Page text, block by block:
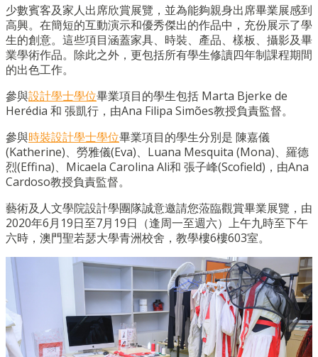
少數賓客及家人出席欣賞展覽，並為能夠親身出席畢業展感到
高興。在簡短的互動演示和優秀傑出的作品中，充份展示了學
生的創意。這些項目涵蓋家具、時裝、產品、樣板、攝影及畢
業學術作品。除此之外，更包括所有學生修讀四年制課程期間
的出色工作。
參與設計學士學位畢業項目的學生包括 Marta Bjerke de
Herédia 和 張凱行，由Ana Filipa Simões教授負責監督。
參與時裝設計學士學位畢業項目的學生分別是 陳嘉儀
(Katherine)、勞雅儀(Eva)、Luana Mesquita (Mona)、羅德
烈(Effina)、Micaela Carolina Ali和 張子峰(Scofield)，由Ana
Cardoso教授負責監督。
藝術及人文學院設計學團隊誠意邀請您蒞臨觀賞畢業展覽，由
2020年6月19日至7月19日（逢周一至週六）上午九時至下午
六時，澳門聖若瑟大學青洲校舍，教學樓6樓603室。